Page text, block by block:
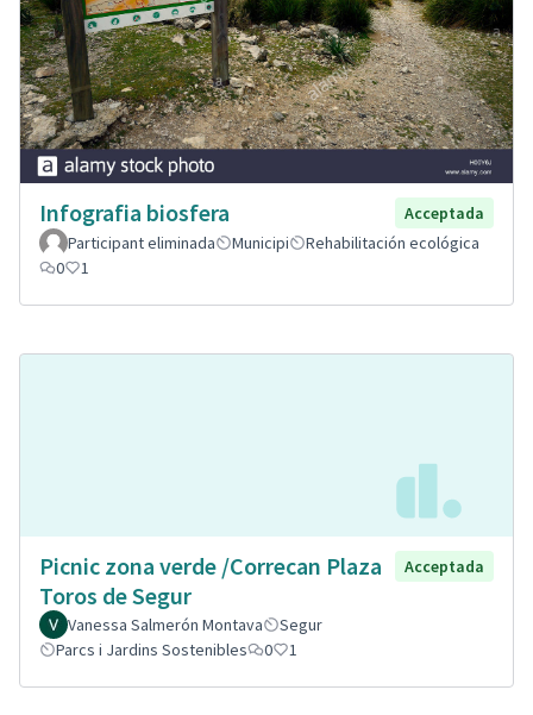
Infografia biosfera
Acceptada
Participant eliminada
Municipi
Rehabilitación ecológica
0
1
Picnic zona verde /Correcan Plaza
Toros de Segur
Acceptada
Vanessa Salmerón Montava
Segur
Parcs i Jardins Sostenibles
0 1